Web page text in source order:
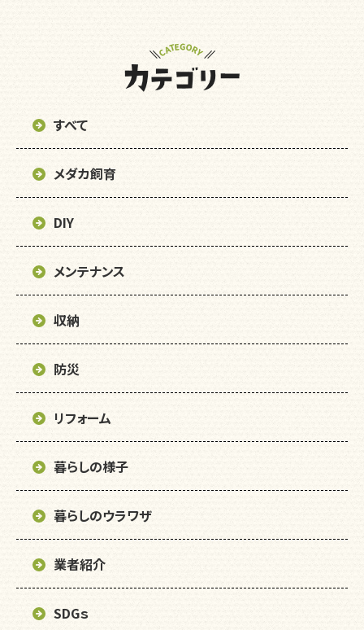
すべて
メダカ飼育
DIY
メンテナンス
収納
防災
リフォーム
暮らしの様子
暮らしのウラワザ
業者紹介
SDGｓ